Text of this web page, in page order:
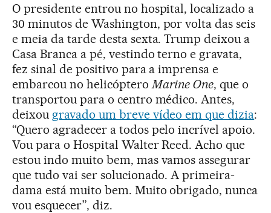
O presidente entrou no hospital, localizado a
30 minutos de Washington, por volta das seis
e meia da tarde desta sexta. Trump deixou a
Casa Branca a pé, vestindo terno e gravata,
fez sinal de positivo para a imprensa e
embarcou no helicópteroMarine One, que o
transportou para o centro médico. Antes,
deixou gravado um breve vídeo em que dizia:
“Quero agradecer a todos pelo incrível apoio.
Vou para o Hospital Walter Reed. Acho que
estou indo muito bem, mas vamos assegurar
que tudo vai ser solucionado. A primeira-
dama está muito bem. Muito obrigado, nunca
vou esquecer”, diz.